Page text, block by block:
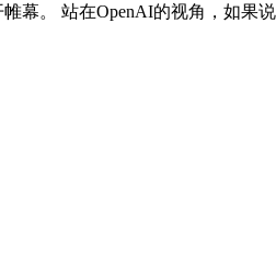
幕。 站在OpenAI的视角，如果